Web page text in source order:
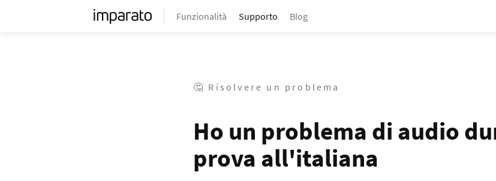
Funzionalità Supporto Blog
🤔 Risolvere un problema
Ho un problema di audio
prova all'italiana